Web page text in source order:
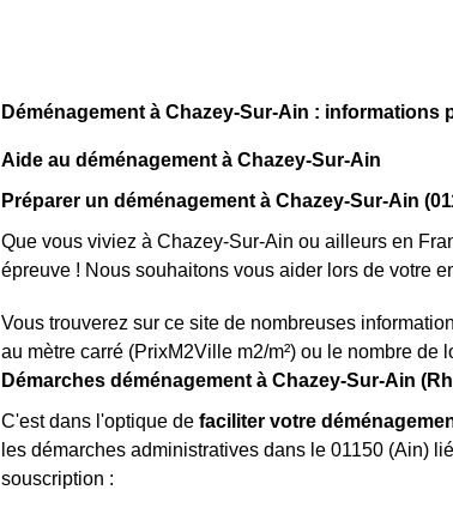
Déménagement à Chazey-Sur-Ain : informations
Aide au déménagement à Chazey-Sur-Ain
Préparer un déménagement à Chazey-Sur-Ain
Que vous viviez à Chazey-Sur-Ain ou ailleurs en
épreuve ! Nous souhaitons vous aider lors de votre
Vous trouverez sur ce site de nombreuses
au mètre carré (PrixM2Ville m2/m²) ou le nombre de
Démarches déménagement à Chazey-Sur-Ain
C'est dans l'optique de faciliter votre
les démarches administratives dans le 01150 (Ain)
souscription :